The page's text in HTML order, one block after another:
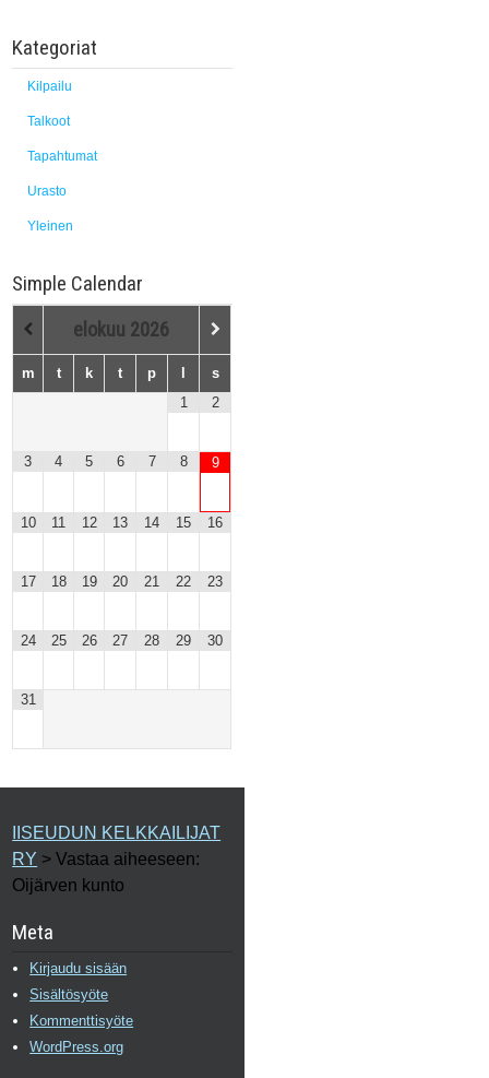
Kategoriat
Kilpailu
Talkoot
Tapahtumat
Urasto
Yleinen
Simple Calendar
elokuu 2026
m t k t p
s
1
2
3 4 5 6 7 8 9
10 11 12 13 14 15 16
17 18 19 20 21 22 23
24 25 26 27 28 29 30
31
IISEUDUN KELKKAILIJAT
RY >Vastaa aiheeseen:
Oijärven kunto
Meta
Kirjaudu sisään
Sisältösyöte
Kommenttisyöte
WordPress.org